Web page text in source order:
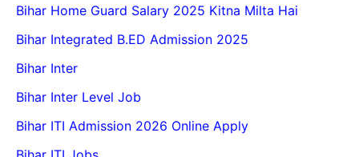
Bihar Home Guard Salary 2025 Kitna Milta Hai
Bihar Integrated B.ED Admission 2025
Bihar Inter
Bihar Inter Level Job
Bihar ITI Admission 2026 Online Apply